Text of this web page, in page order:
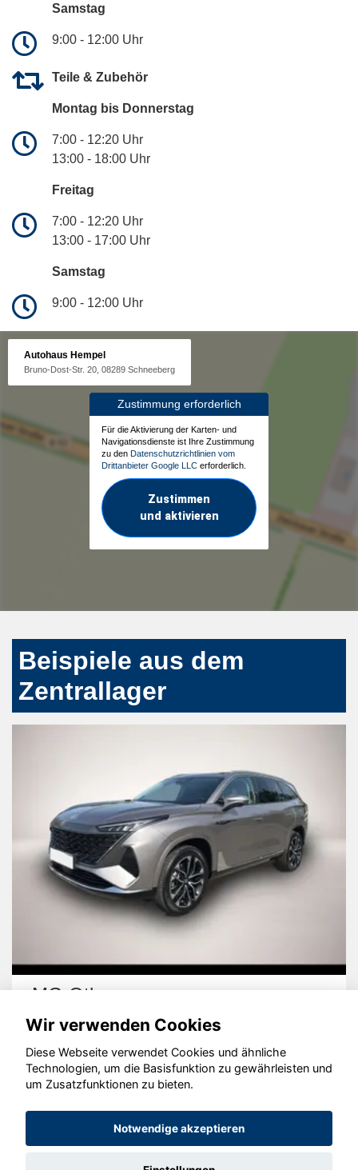
Samstag
9:00 - 12:00 Uhr
Teile & Zubehör
Montag bis Donnerstag
7:00 - 12:20 Uhr
13:00 - 18:00 Uhr
Freitag
7:00 - 12:20 Uhr
13:00 - 17:00 Uhr
Samstag
9:00 - 12:00 Uhr
Autohaus Hempel
Bruno-Dost-Str. 20, 08289 Schneeberg
Zustimmung erforderlich
Für die Aktivierung der Karten- und
Navigationsdienste ist Ihre Zustimmung
zu den Datenschutzrichtlinien vom
Drittanbieter Google LLC erforderlich.
Zustimmen
und aktivieren
Beispiele aus dem
Zentrallager
MG Other
© konjunkturmotor.de GmbH 2020 - 2026
Wir verwenden Cookies
Diese Webseite verwendet Cookies und ähnliche
Technologien, um die Basisfunktion zu gewährleisten und
um Zusatzfunktionen zu bieten.
Notwendige akzeptieren